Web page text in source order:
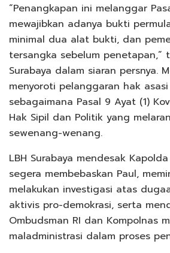
“Penangkapan ini melanggar
mewajibkan adanya bukti
minimal dua alat bukti, dan
tersangka sebelum penetapan,”
Surabaya dalam siaran persnya.
menyoroti pelanggaran hak
sebagaimana Pasal 9 Ayat (1)
Hak Sipil dan Politik yang
sewenang-wenang.
LBH Surabaya mendesak
segera membebaskan Paul,
melakukan investigasi atas
aktivis pro-demokrasi, serta
Ombudsman RI dan Kompolnas
maladministrasi dalam proses